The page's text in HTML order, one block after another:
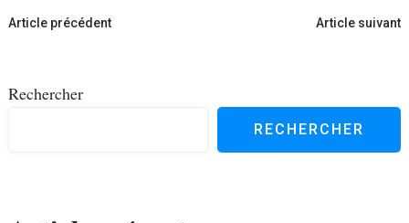
Navigation
Article précédent Article suivant
Rechercher
RECHERCHER